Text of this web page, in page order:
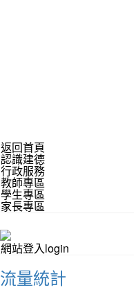
返回首頁
認識建德
行政服務
教師專區
學生專區
家長專區
網站登入login
流量統計